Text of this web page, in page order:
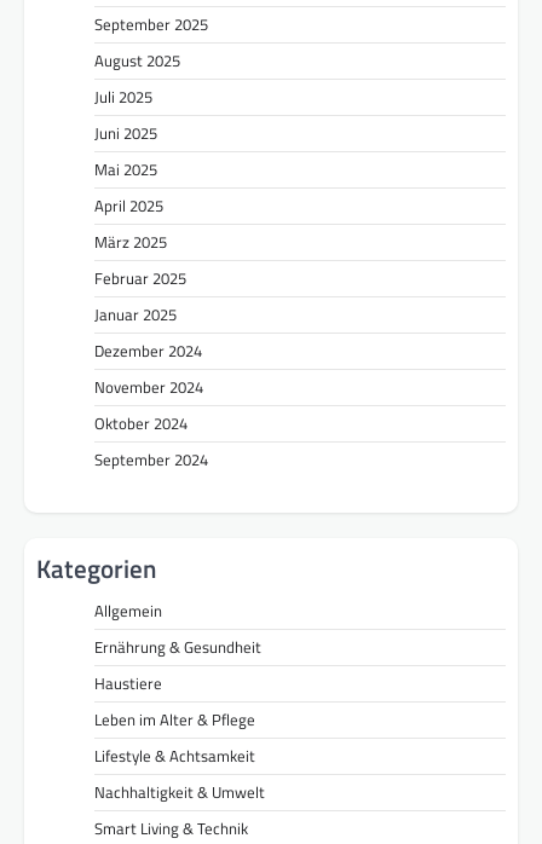
September 2025
August 2025
Juli 2025
Juni 2025
Mai 2025
April 2025
März 2025
Februar 2025
Januar 2025
Dezember 2024
November 2024
Oktober 2024
September 2024
Kategorien
Allgemein
Ernährung & Gesundheit
Haustiere
Leben im Alter & Pflege
Lifestyle & Achtsamkeit
Nachhaltigkeit & Umwelt
Smart Living & Technik